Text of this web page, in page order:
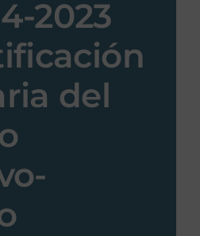
2023
del